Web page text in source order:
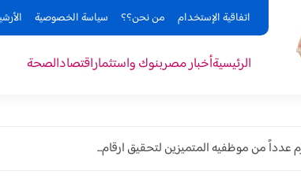
اتفاقية الإستخدام من نحن؟؟ سياسة الخصوصية
الرئيسيةأخبار مصربنوك واستثماراقتصادالصحة
عدداً من موظفيه المتميزين لتحقيق ارقام...